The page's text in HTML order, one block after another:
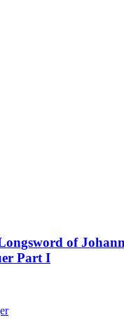
of
Part I